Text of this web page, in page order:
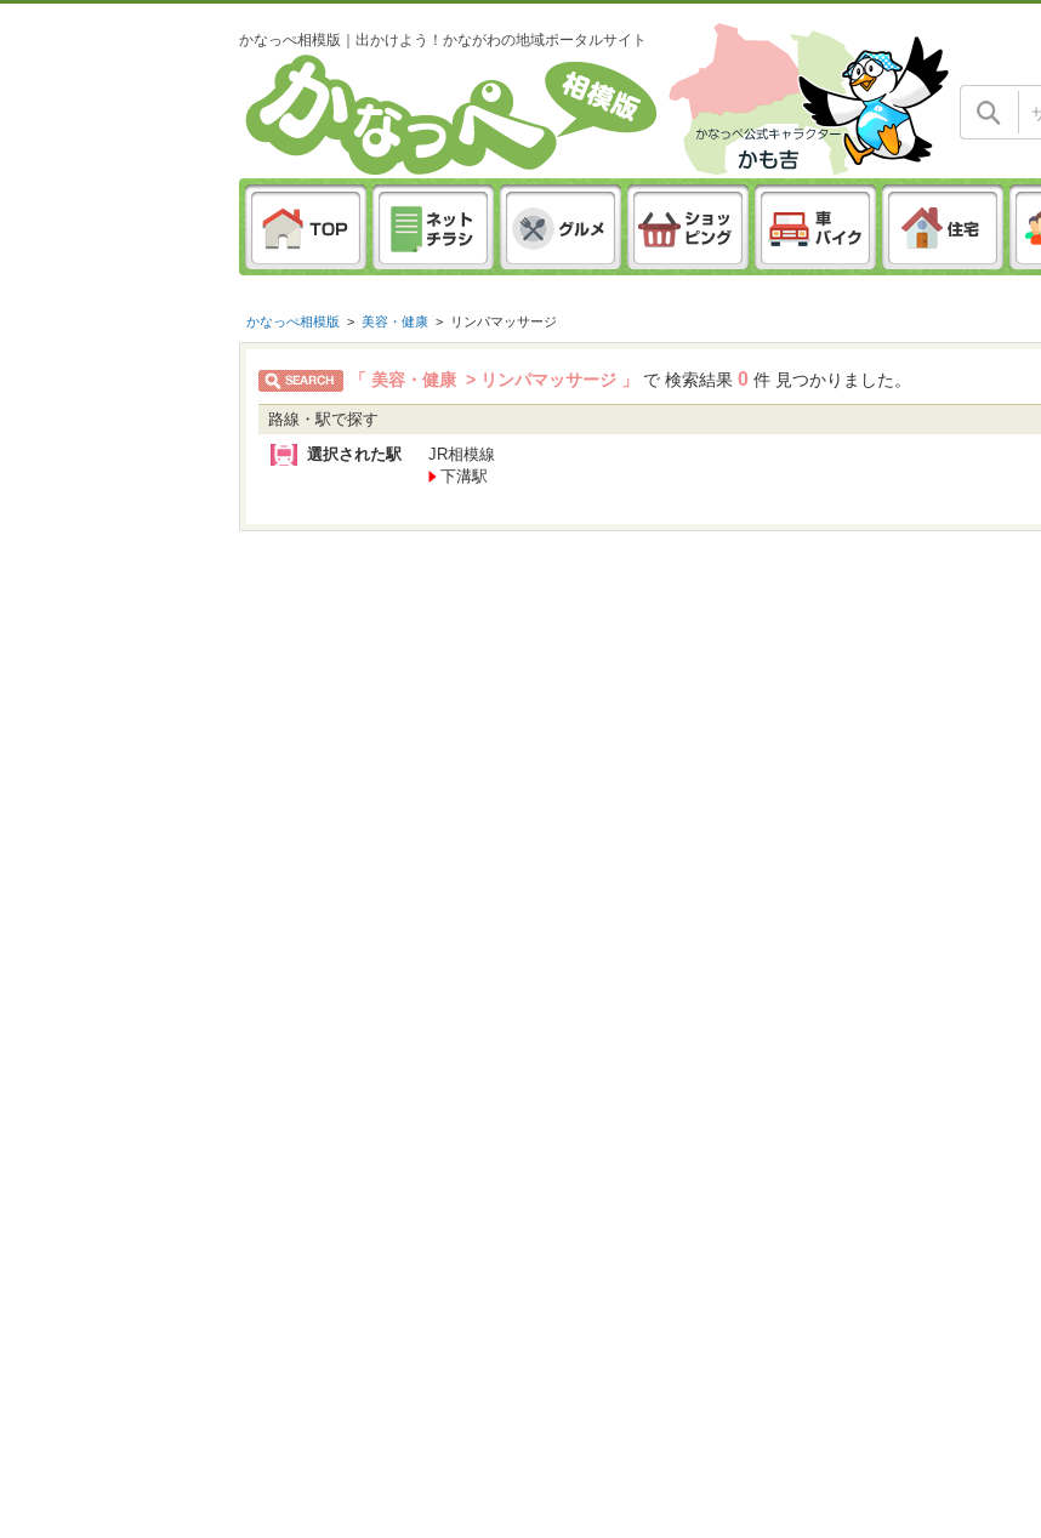
かなっぺ相模版｜出かけよう！かながわの地域ポータルサイト
かなっぺ相模版 > 美容・健康 > リンパマッサージ
「 美容・健康 > リンパマッサージ 」 で 検索結果 0 件 見つかりました。
路線・駅で探す
選択された駅
JR相模線
下溝駅